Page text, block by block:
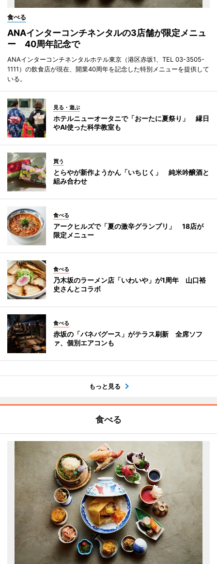
食べる
ANAインターコンチネンタルの3店舗が限定メニュ
ー 40周年記念で
ANAインターコンチネンタルホテル東京（港区赤坂1、TEL 03-3505-
1111）の飲食店が現在、開業40周年を記念した特別メニューを提供して
いる。
見る・遊ぶ
ホテルニューオータニで「おーたに夏祭り」 縁日
やAI使った科学教室も
買う
とらやが新作ようかん「いちじく」 純米吟醸酒と
組み合わせ
食べる
アークヒルズで「夏の激辛グランプリ」 18店が
限定メニュー
食べる
乃木坂のラーメン店「いわいや」が1周年 山口裕
史さんとコラボ
食べる
赤坂の「バネバグース」がテラス刷新 全席ソフ
ァ、個別エアコンも
もっと見る
食べる